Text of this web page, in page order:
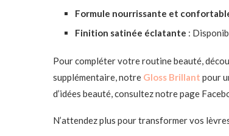
Formule nourrissante et
Finition satinée éclatante :
Pour compléter votre routine beauté,
supplémentaire, notre Gloss Brillant pour
d’idées beauté, consultez notre page
N’attendez plus pour transformer vos